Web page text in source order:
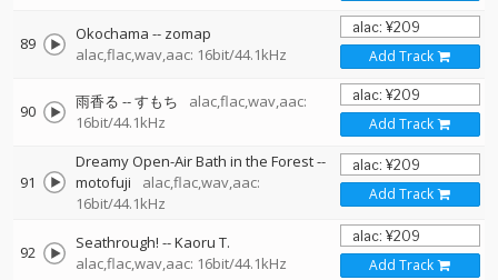
89 Okochama -- zomap
alac,flac,wav,aac: 16bit/44.1kHz
Add Track
90 雨香る --すもち
alac,flac,wav,aac:
16bit/44.1kHz
Add Track
91
Dreamy Open-Air Bath in the Forest--
motofuji
alac,flac,wav,aac:
16bit/44.1kHz
Add Track
92 Seathrough! --Kaoru T.
alac,flac,wav,aac: 16bit/44.1kHz
Add Track